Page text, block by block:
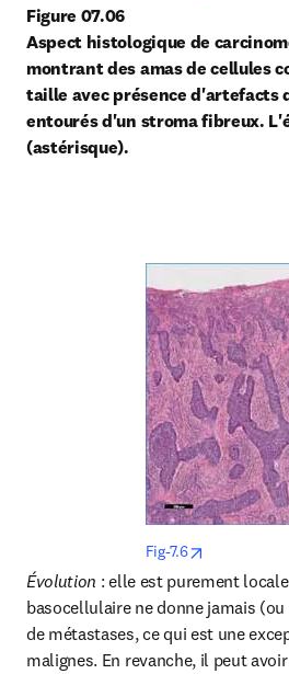
Figure 07.06
Aspect histologique de
montrant des amas de cellules
taille avec présence d'artefacts
entourés d'un stroma fibreux.
(astérisque).
Fig-7.6
Évolution : elle est purement
basocellulaire ne donne jamais
de métastases, ce qui est une
malignes. En revanche, il peut